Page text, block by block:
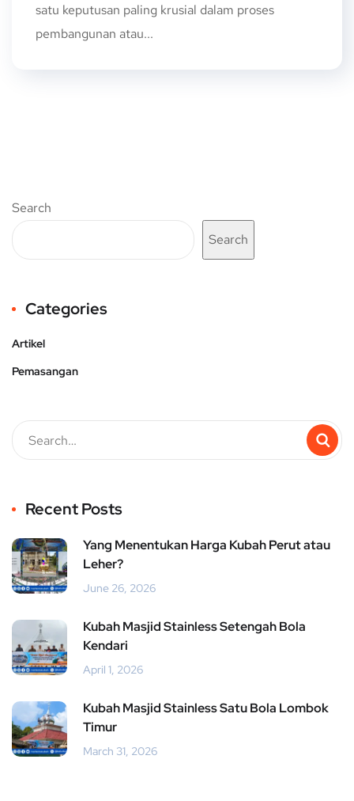
satu keputusan paling krusial dalam proses
pembangunan atau...
Search
Search
Categories
Artikel
Pemasangan
Recent Posts
Yang Menentukan Harga Kubah Perut atau
Leher?
June 26, 2026
Kubah Masjid Stainless Setengah Bola
Kendari
April 1, 2026
Kubah Masjid Stainless Satu Bola Lombok
Timur
March 31, 2026